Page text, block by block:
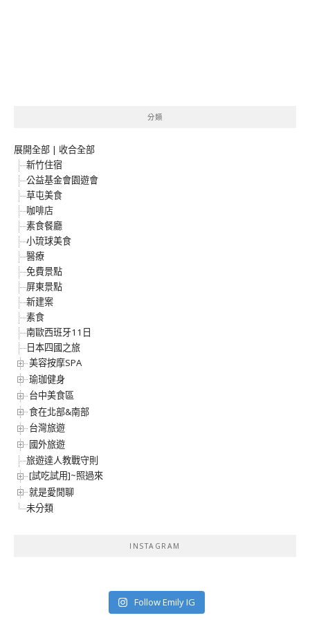
分類
展開全部 | 收合全部
新竹住宿
公益基金會園遊會
草屯美食
咖啡店
素食餐廳
小琉球美食
醫療
免費景點
屏東景點
新建案
素食
南歐西班牙11日
日本四國之旅
美容按摩SPA
瑜珈健身
台中美食區
食在北部&南部
台灣旅遊
國外旅遊
旅遊達人教戰守則
[試吃試用]~照過來
就是愛閒聊
未分類
INSTAGRAM
Follow Emily IG